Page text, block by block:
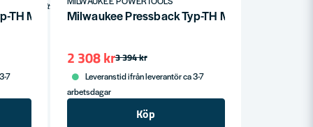
TH M12 Ø25mm
7
Milwaukee Pressback Typ-TH M12 Ø20mm
3 394 kr
2 308 kr
Leveranstid ifrån leverantör ca 3-7
arbetsdagar
Köp